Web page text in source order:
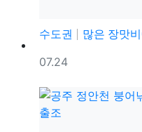
수도권
많은 장맛비에
등록일
07.24